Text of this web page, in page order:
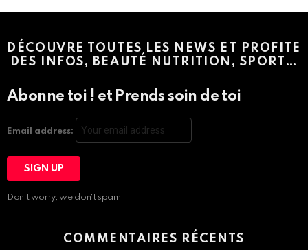
DÉCOUVRE TOUTES LES NEWS ET PROFITE
DES INFOS, BEAUTÉ NUTRITION, SPORT…
Abonne toi ! et Prends soin de toi
Email address:
Don't worry, we don't spam
COMMENTAIRES RÉCENTS